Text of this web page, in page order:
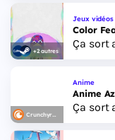
+2 autres
Jeux vidéos
Color
Ça sort
Crunchyroll
Anime
Anime
Ça sort